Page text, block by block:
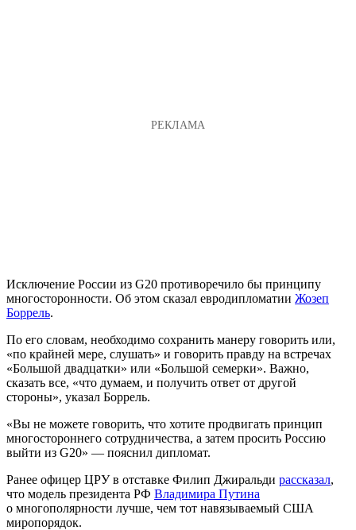
Исключение России из G20 противоречило бы принципу
многосторонности. Об этом сказал евродипломатии Жозеп
Боррель.
По его словам, необходимо сохранить манеру говорить или,
«по крайней мере, слушать» и говорить правду на встречах
«Большой двадцатки» или «Большой семерки». Важно,
сказать все, «что думаем, и получить ответ от другой
стороны», указал Боррель.
«Вы не можете говорить, что хотите продвигать принцип
многостороннего сотрудничества, а затем просить Россию
выйти из G20» — пояснил дипломат.
Ранее офицер ЦРУ в отставке Филип Джиральди рассказал,
что модель президента РФ Владимира Путина
о многополярности лучше, чем тот навязываемый США
миропорядок.